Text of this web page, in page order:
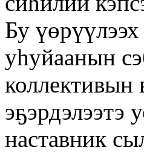
Бу
уһуйаанын
коллективын
эҕэрдэлээтэ
наставник